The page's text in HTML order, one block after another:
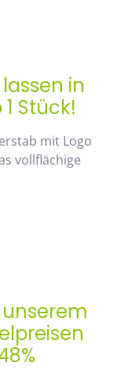
in
Stück!
mit Logo
vollflächige